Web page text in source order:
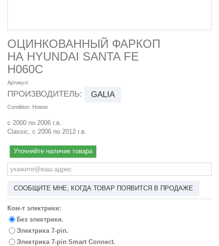
ОЦИНКОВАННЫЙ ФАРКОП
НА HYUNDAI SANTA FE
H060C
Артикул:
ПРОИЗВОДИТЕЛЬ: GALIA
Condition: Новое
с 2000 по 2006 г.в.
Classic, с 2006 по 2012 г.в.
Уточняйте наличие товара
СООБЩИТЕ МНЕ, КОГДА ТОВАР ПОЯВИТСЯ В ПРОДАЖЕ
Ком-т электрики:
Без электрики.
Электрика 7-pin.
Электрика 7-pin Smart Connect.